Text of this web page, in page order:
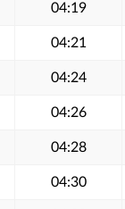
04:19
04:21
04:24
04:26
04:28
04:30